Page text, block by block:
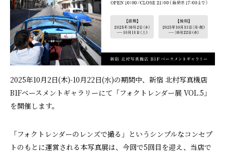
2025年10月2日(木)-10月22日(水)の期間中、新宿 北村写真機店
B1Fベースメントギャラリーにて「フォクトレンダー展 VOL.5」
を開催します。
「フォクトレンダーのレンズで撮る」というシンプルなコンセプ
トのもとに運営される本写真展は、今回で5回目を迎え、当店で